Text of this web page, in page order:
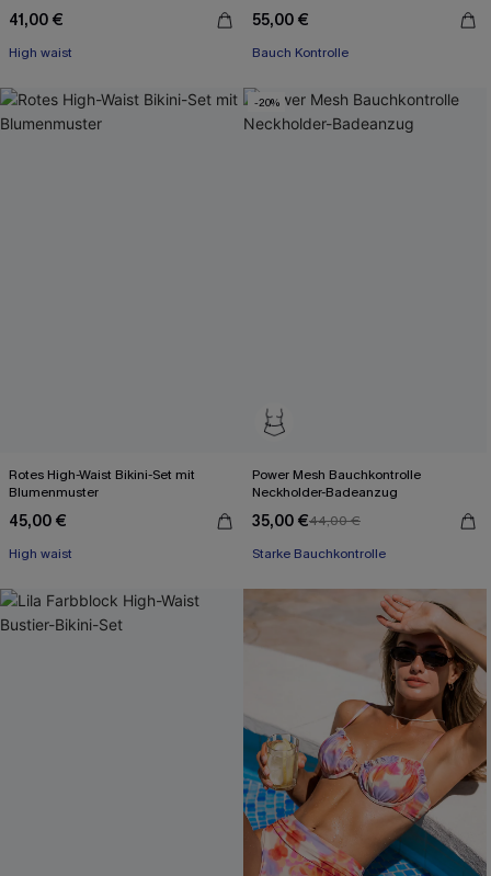
41,00 €
High waist
55,00 €
Bauch Kontrolle
Rotes High-Waist Bikini-Set mit
Blumenmuster
45,00 €
High waist
-20%
Power Mesh Bauchkontrolle
Neckholder-Badeanzug
35,00 €44,00 €
Starke Bauchkontrolle